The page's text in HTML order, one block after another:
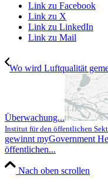
Link zu Facebook
Link zu X
Link zu LinkedIn
Link zu Mail
Wo wird Luftqualität
Überwachung...
Institut für den öffentlichen
gewinnt myGovernment
öffentlichen...
Nach oben scrollen